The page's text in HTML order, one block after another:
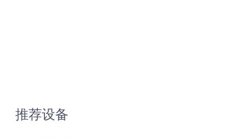
推荐设备